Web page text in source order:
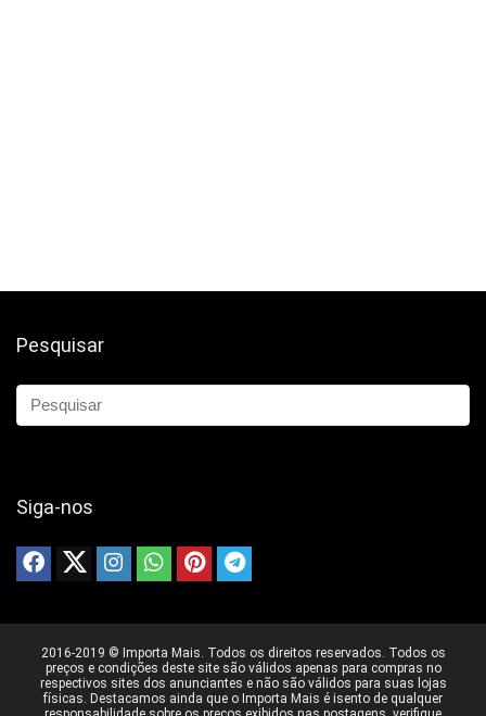
Pesquisar
Siga-nos
2016-2019 © Importa Mais. Todos os direitos reservados. Todos os
preços e condições deste site são válidos apenas para compras no
respectivos sites dos anunciantes e não são válidos para suas lojas
físicas. Destacamos ainda que o Importa Mais é isento de qualquer